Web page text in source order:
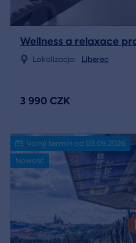
Wellness a relaxace
Lokalizacja: Liberec
3 990 CZK
Volný termín od 03.09.2026
Nowość